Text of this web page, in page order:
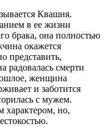
Квашня.
в ее жизни
брака, она полностью
окажется
представить,
радовалась смерти
женщина
и заботится
с мужем.
характером, но,